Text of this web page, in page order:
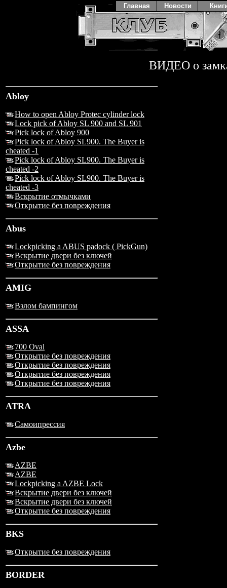
ВИДЕО о
Abloy
How to open Abloy Protec cylinder lock
Lock pick of Abloy SL 900 and SL 901
Pick lock of Abloy 900
Pick lock of Abloy SL900. The Buyer is
cheated -1
Pick lock of Abloy SL900. The Buyer is
cheated -2
Pick lock of Abloy SL900. The Buyer is
cheated -3
Вскрытие отмычками
Открытие без повреждения
Abus
Lockpicking a ABUS padock ( PickGun)
Вскрытие двери без ключей
Открытие без повреждения
AMIG
Взлом бампингом
ASSA
700 Oval
Открытие без повреждения
Открытие без повреждения
Открытие без повреждения
Открытие без повреждения
ATRA
Самоипрессия
Azbe
AZBE
AZBE
Lockpicking a AZBE Lock
Вскрытие двери без ключей
Вскрытие двери без ключей
Открытие без повреждения
BKS
Открытие без повреждения
BORDER
Главная Новости